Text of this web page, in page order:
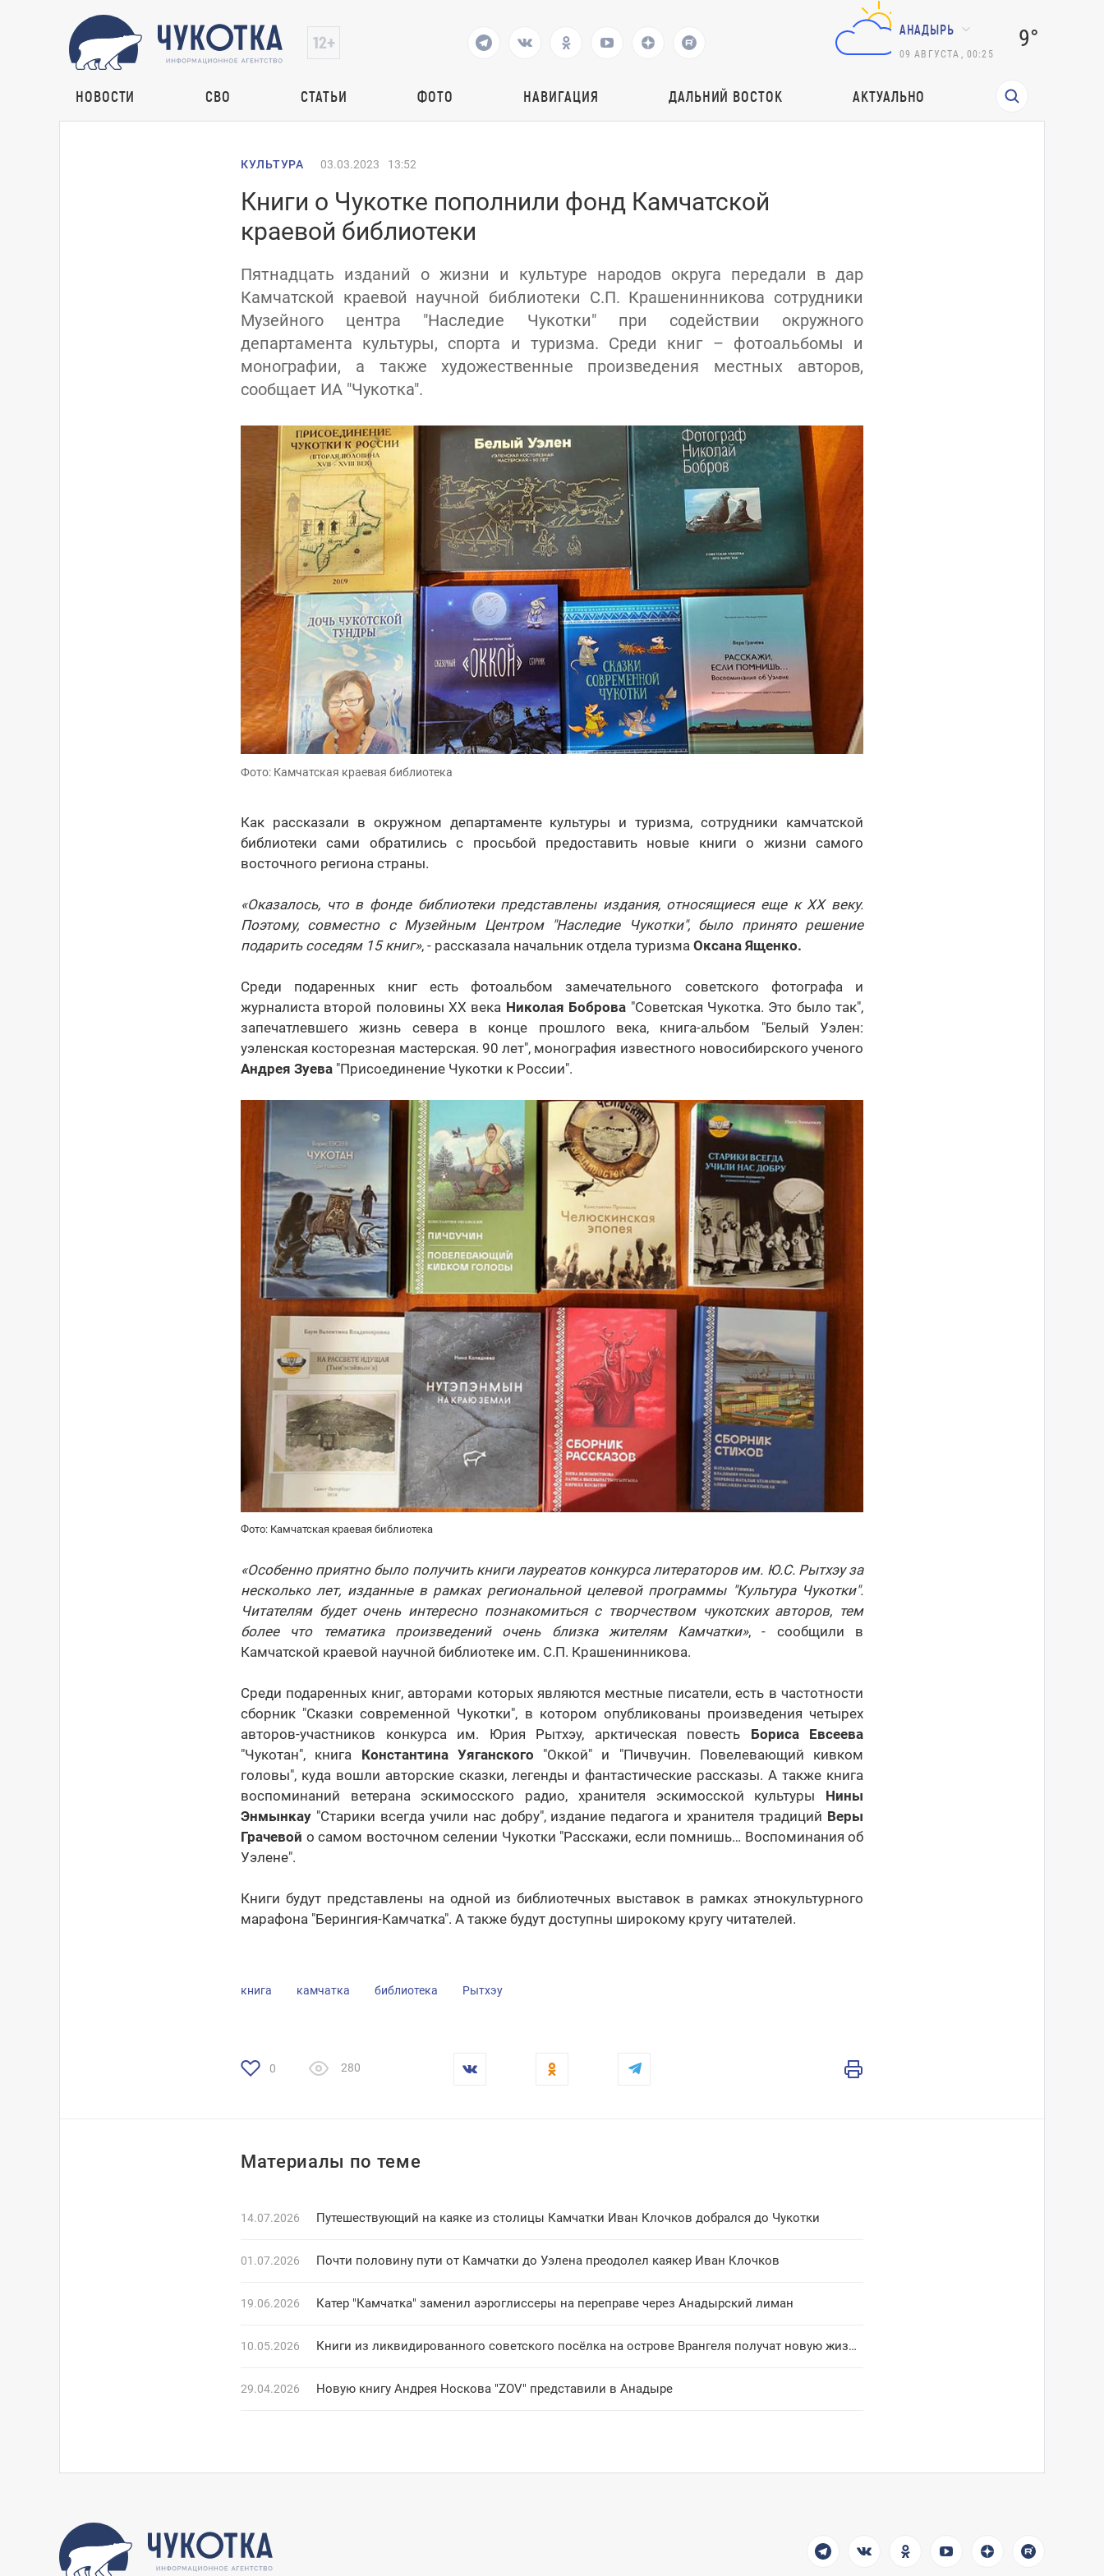
АНАДЫРЬ
09 АВГУСТА 00:25
9°
НОВОСТИ СВО СТАТЬИ ФОТО НАВИГАЦИЯ ДАЛЬНИЙ ВОСТОК АКТУАЛЬНО
КУЛЬТУРА 03.03.2023 13:52
Книги о Чукотке пополнили фонд Камчатской
краевой библиотеки
Пятнадцать изданий о жизни и культуре народов округа передали в дар
Камчатской краевой научной библиотеки С.П. Крашенинникова сотрудники
Музейного центра "Наследие Чукотки" при содействии окружного
департамента культуры, спорта и туризма. Среди книг – фотоальбомы и
монографии, а также художественные произведения местных авторов,
сообщает ИА "Чукотка".
Фото: Камчатская краевая библиотека
Как рассказали в окружном департаменте культуры и туризма, сотрудники камчатской
библиотеки сами обратились с просьбой предоставить новые книги о жизни самого
восточного региона страны.
«Оказалось, что в фонде библиотеки представлены издания, относящиеся еще к XX веку.
Поэтому, совместно с Музейным Центром "Наследие Чукотки", было принято решение
подарить соседям 15 книг», - рассказала начальник отдела туризма Оксана Ященко.
Среди подаренных книг есть фотоальбом замечательного советского фотографа и
журналиста второй половины ХХ века Николая Боброва "Советская Чукотка. Это было так",
запечатлевшего жизнь севера в конце прошлого века, книга-альбом "Белый Уэлен:
уэленская косторезная мастерская. 90 лет", монография известного новосибирского ученого
Андрея Зуева "Присоединение Чукотки к России".
Фото: Камчатская краевая библиотека
«Особенно приятно было получить книги лауреатов конкурса литераторов им. Ю.С. Рытхэу за
несколько лет, изданные в рамках региональной целевой программы "Культура Чукотки".
Читателям будет очень интересно познакомиться с творчеством чукотских авторов, тем
более что тематика произведений очень близка жителям Камчатки», - сообщили в
Камчатской краевой научной библиотеке им. С.П. Крашенинникова.
Среди подаренных книг, авторами которых являются местные писатели, есть в частотности
сборник "Сказки современной Чукотки", в котором опубликованы произведения четырех
авторов-участников конкурса им. Юрия Рытхэу, арктическая повесть Бориса Евсеева
"Чукотан", книга Константина Уяганского "Оккой" и "Пичвучин. Повелевающий кивком
головы", куда вошли авторские сказки, легенды и фантастические рассказы. А также книга
воспоминаний ветерана эскимосского радио, хранителя эскимосской культуры Нины
Энмынкау "Старики всегда учили нас добру", издание педагога и хранителя традиций Веры
Грачевой о самом восточном селении Чукотки "Расскажи, если помнишь… Воспоминания об
Уэлене".
Книги будут представлены на одной из библиотечных выставок в рамках этнокультурного
марафона "Берингия-Камчатка". А также будут доступны широкому кругу читателей.
книга камчатка библиотека Рытхэу
0 280
Материалы по теме
14.07.2026 Путешествующий на каяке из столицы Камчатки Иван Клочков добрался до Чукотки
01.07.2026 Почти половину пути от Камчатки до Уэлена преодолел каякер Иван Клочков
19.06.2026 Катер "Камчатка" заменил аэроглиссеры на переправе через Анадырский лиман
10.05.2026 Книги из ликвидированного советского посёлка на острове Врангеля получат новую жизнь
29.04.2026 Новую книгу Андрея Носкова "ZOV" представили в Анадыре